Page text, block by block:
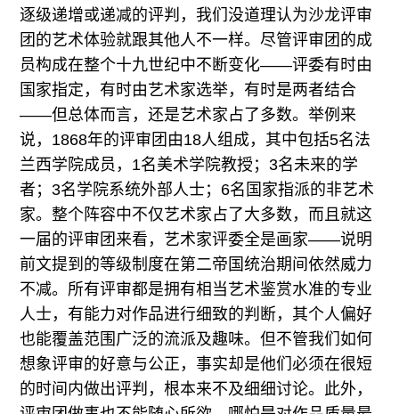
逐级递增或递减的评判，我们没道理认为沙龙评审
团的艺术体验就跟其他人不一样。尽管评审团的成
员构成在整个十九世纪中不断变化——评委有时由
国家指定，有时由艺术家选举，有时是两者结合
——但总体而言，还是艺术家占了多数。举例来
说，1868年的评审团由18人组成，其中包括5名法
兰西学院成员，1名美术学院教授；3名未来的学
者；3名学院系统外部人士；6名国家指派的非艺术
家。整个阵容中不仅艺术家占了大多数，而且就这
一届的评审团来看，艺术家评委全是画家——说明
前文提到的等级制度在第二帝国统治期间依然威力
不减。所有评审都是拥有相当艺术鉴赏水准的专业
人士，有能力对作品进行细致的判断，其个人偏好
也能覆盖范围广泛的流派及趣味。但不管我们如何
想象评审的好意与公正，事实却是他们必须在很短
的时间内做出评判，根本来不及细细讨论。此外，